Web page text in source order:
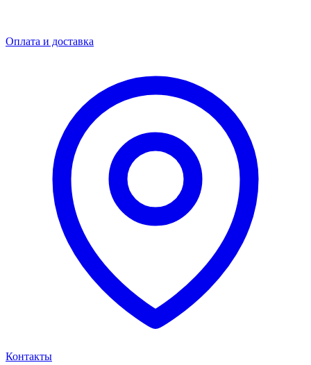
Оплата и доставка
Контакты